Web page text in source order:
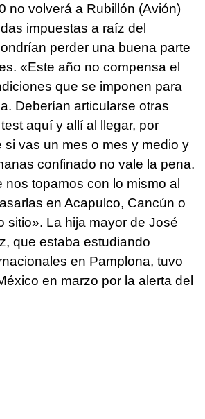
no volverá a Rubillón (Avión)
impuestas a raíz del
perder una buena parte
«Este año no compensa el
que se imponen para
Deberían articularse otras
aquí y allí al llegar, por
si vas un mes o mes y medio y
confinado no vale la pena.
nos topamos con lo mismo al
en Acapulco, Cancún o
sitio». La hija mayor de José
que estaba estudiando
en Pamplona, tuvo
en marzo por la alerta del